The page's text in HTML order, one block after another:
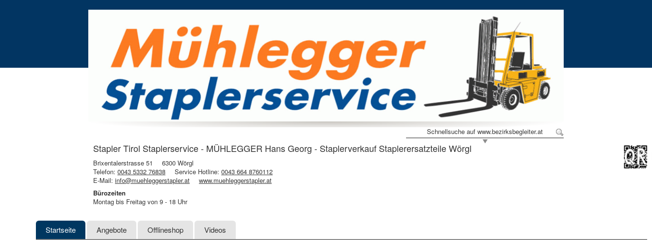
Schnellsuche auf www.bezirksbegleiter.at
Stapler Tirol Staplerservice - MÜHLEGGER Hans Georg - Staplerverkauf Staplerersatzteile Wörgl
Brixentalerstrasse 51
6300 Wörgl
Telefon: 0043 5332 76838 Service Hotline: 0043 664 8760112
E-Mail: info@muehleggerstapler.at
www.muehleggerstapler.at
Bürozeiten
Montag bis Freitag von 9 - 18 Uhr
Startseite Angebote Offlineshop Videos